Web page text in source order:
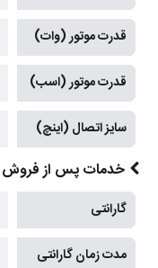
قدرت موتور (وات)
قدرت موتور (اسب)
سایز اتصال (اینچ)
خدمات پس از فروش
گارانتی
مدت زمان گارانتی